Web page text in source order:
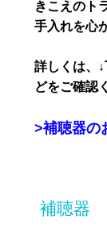
きこえのト
手入れを心
詳しくは、
どをご確認
>補聴器の
補聴器